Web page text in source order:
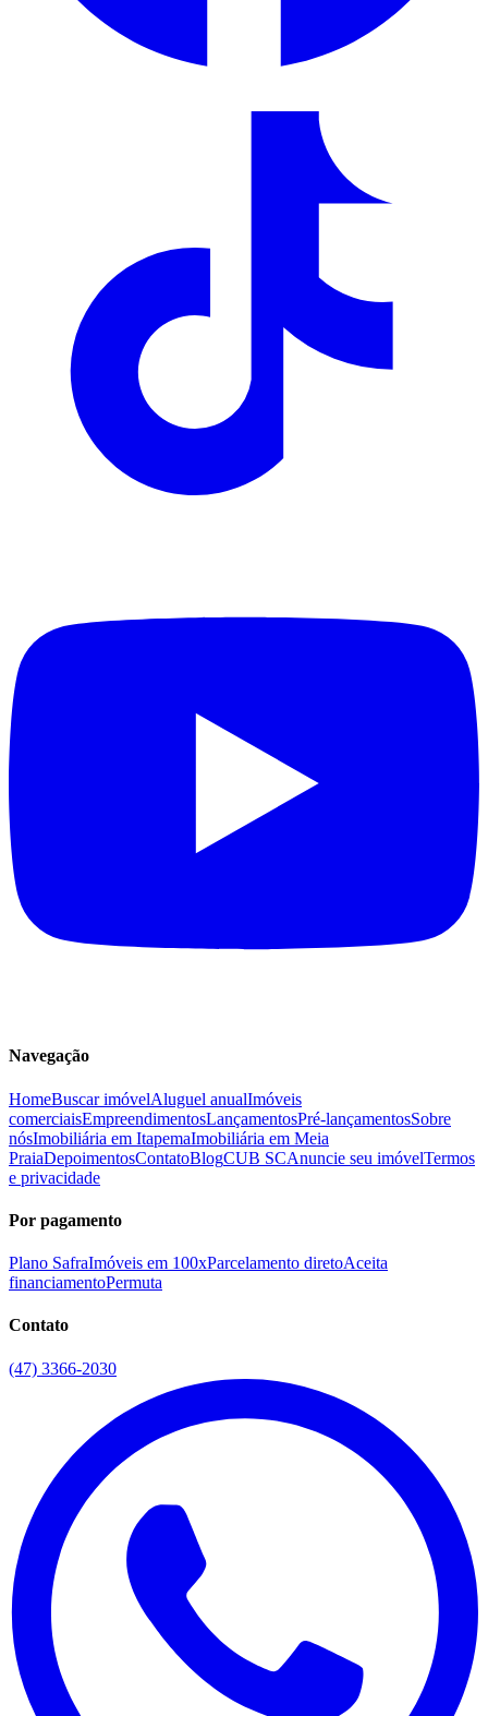
Navegação
HomeBuscar imóvelAluguel anualImóveis
comerciaisEmpreendimentosLançamentosPré-lançamentosSobre
nósImobiliária em ItapemaImobiliária em Meia
PraiaDepoimentosContatoBlogCUB SCAnuncie seu imóvelTermos
e privacidade
Por pagamento
Plano SafraImóveis em 100xParcelamento diretoAceita
financiamentoPermuta
Contato
(47) 3366-2030